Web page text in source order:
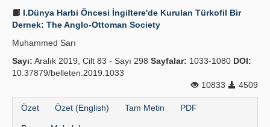
I.Dünya Harbi Öncesi İngiltere'de Kurulan Türkofil Bir
Dernek: The Anglo-Ottoman Society
Muhammed Sarı
Sayı: Aralık 2019, Cilt 83 - Sayı 298 Sayfalar: 1033-1080 DOI:
10.37879/belleten.2019.1033
10833
4509
Özet Özet (English) Tam Metin PDF